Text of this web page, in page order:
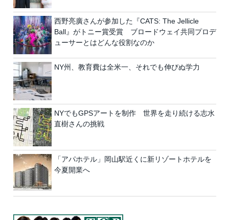
西野亮廣さんが参加した『CATS: The Jellicle
Ball』がトニー賞受賞 ブロードウェイ共同プロデ
ューサーとはどんな役割なのか
NY州、教育費は全米一、それでも伸びぬ学力
NYでもGPSアートを制作 世界を走り続ける志水
直樹さんの挑戦
「アパホテル」岡山駅近くに新リゾートホテルを
今夏開業へ